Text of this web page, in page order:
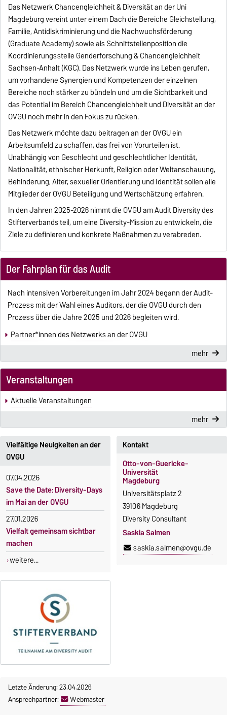
Das Netzwerk Chancengleichheit & Diversität an der Uni
Magdeburg vereint unter einem Dach die Bereiche Gleichstellung,
Familie, Antidiskriminierung und die Nachwuchsförderung
(Graduate Academy) sowie als Schnittstellenposition die
Koordinierungsstelle Genderforschung & Chancengleichheit
Sachsen-Anhalt (KGC). Das Netzwerk wurde ins Leben gerufen,
um vorhandene Synergien und Kompetenzen der einzelnen
Bereiche noch stärker zu bündeln und um die Sichtbarkeit und
das Potential im Bereich Chancengleichheit und Diversität an der
OVGU noch mehr in den Fokus zu rücken.
Das Netzwerk möchte dazu beitragen an der OVGU ein
Arbeitsumfeld zu schaffen, das frei von Vorurteilen ist.
Unabhängig von Geschlecht und geschlechtlicher Identität,
Nationalität, ethnischer Herkunft, Religion oder Weltanschauung,
Behinderung, Alter, sexueller Orientierung und Identität sollen alle
Mitglieder der OVGU Beteiligung und Wertschätzung erfahren.
In den Jahren 2025-2026 nimmt die OVGU am Audit Diversity des
Stifterverbands teil, um eine Diversity-Mission zu entwickeln, die
Ziele zu definieren und konkrete Maßnahmen zu verabreden.
Der Fahrplan für das Audit
Nach intensiven Vorbereitungen im Jahr 2024 begann der Audit-
Prozess mit der Wahl eines Auditors, der die OVGU durch den
Prozess über die Jahre 2025 und 2026 begleiten wird.
Partner*innen des Netzwerks an der OVGU
mehr
Veranstaltungen
Aktuelle Veranstaltungen
mehr
Kontakt
Otto-von-Guericke-
Universität
Magdeburg
Universitätsplatz 2
39106 Magdeburg
Diversity Consultant
Saskia Salmen
saskia.salmen@ovgu.de
Vielfältige Neuigkeiten an der
OVGU
07.04.2026
Save the Date: Diversity-Days
im Mai an der OVGU
27.01.2026
Vielfalt gemeinsam sichtbar
machen
weitere...
Letzte Änderung: 23.04.2026
Ansprechpartner:
Webmaster